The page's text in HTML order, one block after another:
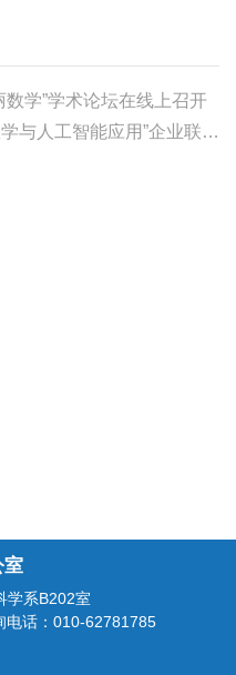
数学”学术论坛在线上召开
下一篇:【女性新闻】2024年“数学与人工智能应用”企业联合研究项目研讨会成功召开
室
学系B202室
电话：010-62781785